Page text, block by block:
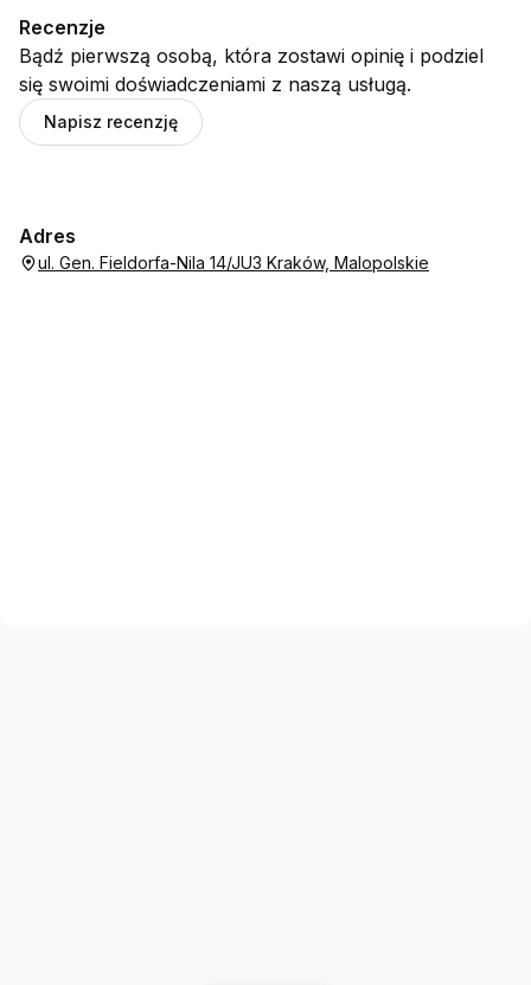
Recenzje
Bądź pierwszą osobą, która zostawi opinię i podziel
się swoimi doświadczeniami z naszą usługą.
Napisz recenzję
Adres
ul. Gen. Fieldorfa-Nila 14/JU3 Kraków, Malopolskie